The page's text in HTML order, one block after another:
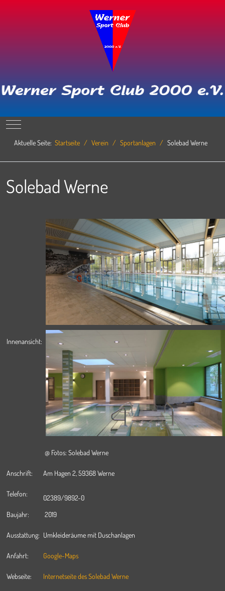
Mobile Menu Toggle
Aktuelle Seite: Startseite Verein Sportanlagen Solebad Werne
Solebad Werne
Innenansicht:
@ Fotos: Solebad Werne
Anschrift: Am Hagen 2, 59368 Werne
Telefon:
02389/9892-0
Baujahr:
2019
Ausstattung: Umkleideräume mit Duschanlagen
Anfahrt: Google-Maps
Webseite: Internetseite des Solebad Werne